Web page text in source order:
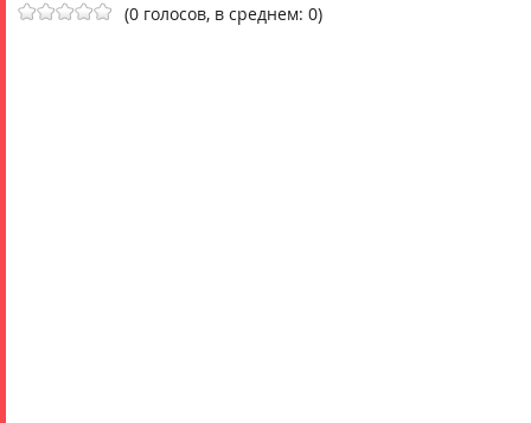
(0 голосов, в среднем: 0)